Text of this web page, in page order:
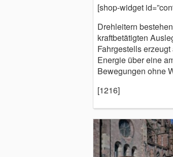
[shop-widget
Drehleitern
kraftbetätigten
Fahrgestells
Energie über eine
Bewegungen ohne
[1216]